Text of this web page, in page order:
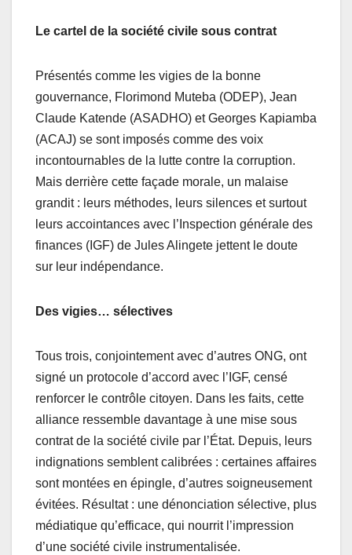
Le cartel de la société civile sous contrat
Présentés comme les vigies de la bonne
gouvernance, Florimond Muteba (ODEP), Jean
Claude Katende (ASADHO) et Georges Kapiamba
(ACAJ) se sont imposés comme des voix
incontournables de la lutte contre la corruption.
Mais derrière cette façade morale, un malaise
grandit : leurs méthodes, leurs silences et surtout
leurs accointances avec l’Inspection générale des
finances (IGF) de Jules Alingete jettent le doute
sur leur indépendance.
Des vigies… sélectives
Tous trois, conjointement avec d’autres ONG, ont
signé un protocole d’accord avec l’IGF, censé
renforcer le contrôle citoyen. Dans les faits, cette
alliance ressemble davantage à une mise sous
contrat de la société civile par l’État. Depuis, leurs
indignations semblent calibrées : certaines affaires
sont montées en épingle, d’autres soigneusement
évitées. Résultat : une dénonciation sélective, plus
médiatique qu’efficace, qui nourrit l’impression
d’une société civile instrumentalisée.